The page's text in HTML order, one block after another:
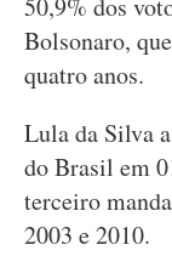
50,9% dos
Bolsonaro,
quatro anos.
Lula da Silva
do Brasil em
terceiro
2003 e 2010.